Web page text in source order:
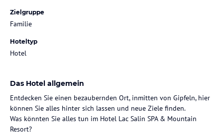
Zielgruppe
Familie
Hoteltyp
Hotel
Das Hotel allgemein
Entdecken Sie einen bezaubernden Ort, inmitten von Gipfeln, hier
können Sie alles hinter sich lassen und neue Ziele finden.
Was könnten Sie alles tun im Hotel Lac Salin SPA & Mountain
Resort?